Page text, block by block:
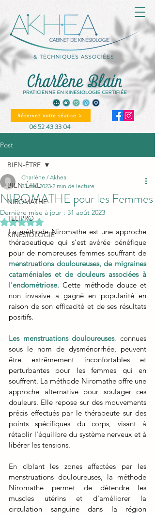
Réservez votre séance >
06 52 43 33 04
Post
BIEN-ÊTRE
NIROMATHE
TELIPRO
KINESIOLOGIE
BIEN-ÊTRE
NIROMATHE pour les Femmes
Charlène / Akhea
23 mai 2023 2 min de lecture
Dernière mise à jour : 31 août 2023
Noté NaN étoiles sur 5.
La méthode Niromathe est une approche
thérapeutique qui s'est avérée bénéfique
menstruations douloureuses, de migraines
cataméniales et de douleurs associées à
l'endométriose. Cette méthode douce et
non invasive a gagné en popularité en
raison de son efficacité et de ses résultats
positifs.
Les menstruations douloureuses, connues
sous le nom de dysménorrhée, peuvent
être extrêmement inconfortables et
perturbantes pour les femmes qui en
souffrent. La méthode Niromathe offre une
approche alternative pour soulager ces
douleurs. Elle repose sur des mouvements
précis effectués par le thérapeute sur des
points spécifiques du corps, visant à
rétablir l'équilibre du système nerveux et à
libérer les tensions.
En ciblant les zones affectées par les
menstruations douloureuses, la méthode
Niromathe permet de détendre les
muscles utérins et d'améliorer la
circulation sanguine dans la région